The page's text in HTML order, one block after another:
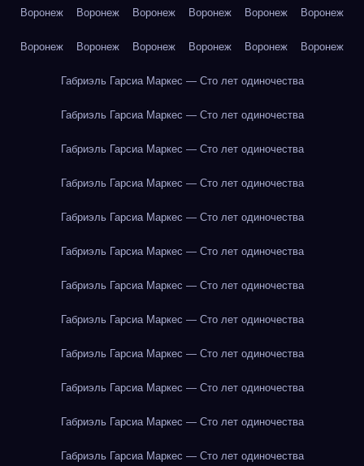
Воронеж Воронеж Воронеж Воронеж Воронеж Воронеж
Воронеж Воронеж Воронеж Воронеж Воронеж Воронеж
Габриэль Гарсиа Маркес — Сто лет одиночества
Габриэль Гарсиа Маркес — Сто лет одиночества
Габриэль Гарсиа Маркес — Сто лет одиночества
Габриэль Гарсиа Маркес — Сто лет одиночества
Габриэль Гарсиа Маркес — Сто лет одиночества
Габриэль Гарсиа Маркес — Сто лет одиночества
Габриэль Гарсиа Маркес — Сто лет одиночества
Габриэль Гарсиа Маркес — Сто лет одиночества
Габриэль Гарсиа Маркес — Сто лет одиночества
Габриэль Гарсиа Маркес — Сто лет одиночества
Габриэль Гарсиа Маркес — Сто лет одиночества
Габриэль Гарсиа Маркес — Сто лет одиночества